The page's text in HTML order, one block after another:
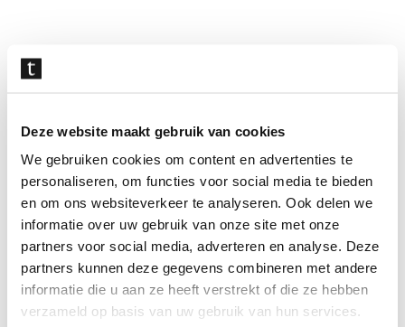
Deze website maakt gebruik van cookies
We gebruiken cookies om content en advertenties te
personaliseren, om functies voor social media te bieden
en om ons websiteverkeer te analyseren. Ook delen we
informatie over uw gebruik van onze site met onze
partners voor social media, adverteren en analyse. Deze
partners kunnen deze gegevens combineren met andere
informatie die u aan ze heeft verstrekt of die ze hebben
verzameld op basis van uw gebruik van hun services.
overslaan